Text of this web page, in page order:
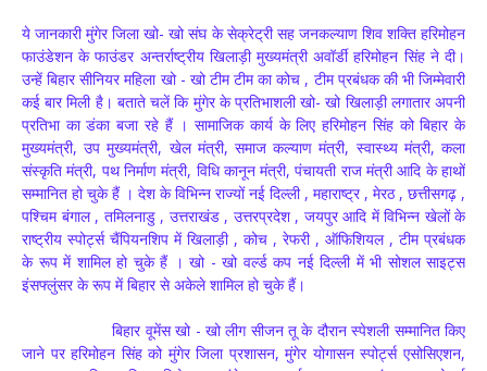
ये जानकारी मुंगेर जिला खो- खो संघ के सेक्रेट्री सह जनकल्याण शिव शक्ति हरिमोहन
फाउंडेशन के फाउंडर अन्तर्राष्ट्रीय खिलाड़ी मुख्यमंत्री अवॉर्डी हरिमोहन सिंह ने दी।
उन्हें बिहार सीनियर महिला खो - खो टीम टीम का कोच , टीम प्रबंधक की भी जिम्मेवारी
कई बार मिली है। बताते चलें कि मुंगेर के प्रतिभाशली खो- खो खिलाड़ी लगातार अपनी
प्रतिभा का डंका बजा रहे हैं । सामाजिक कार्य के लिए हरिमोहन सिंह को बिहार के
मुख्यमंत्री, उप मुख्यमंत्री, खेल मंत्री, समाज कल्याण मंत्री, स्वास्थ्य मंत्री, कला
संस्कृति मंत्री, पथ निर्माण मंत्री, विधि कानून मंत्री, पंचायती राज मंत्री आदि के हाथों
सम्मानित हो चुके हैं । देश के विभिन्न राज्यों नई दिल्ली , महाराष्ट्र , मेरठ , छत्तीसगढ़ ,
पश्चिम बंगाल , तमिलनाडु , उत्तराखंड , उत्तरप्रदेश , जयपुर आदि में विभिन्न खेलों के
राष्ट्रीय स्पोर्ट्स चैंपियनशिप में खिलाड़ी , कोच , रेफरी , ऑफिशियल , टीम प्रबंधक
के रूप में शामिल हो चुके हैं । खो - खो वर्ल्ड कप नई दिल्ली में भी सोशल साइट्स
इंसफ्लुंसर के रूप में बिहार से अकेले शामिल हो चुके हैं।
बिहार वूमेंस खो - खो लीग सीजन तू के दौरान स्पेशली सम्मानित किए
जाने पर हरिमोहन सिंह को मुंगेर जिला प्रशासन, मुंगेर योगासन स्पोर्ट्स एसोसिएशन,